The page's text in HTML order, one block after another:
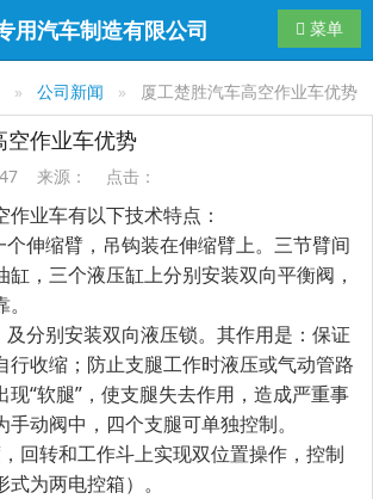
用汽车制造有限公司 导航切换
菜单
公司新闻 厦工楚胜汽车高空作业车优势
空作业车优势
来源： 点击：
业车有以下技术特点：
个伸缩臂，吊钩装在伸缩臂上。三节臂间
缸，三个液压缸上分别安装双向平衡阀，
分别安装双向液压锁。其作用是：保证
行收缩；防止支腿工作时液压或气动管路
现“软腿”，使支腿失去作用，造成严重事
动阀中，四个支腿可单独控制。
回转和工作斗上实现双位置操作，控制
为两电控箱）。